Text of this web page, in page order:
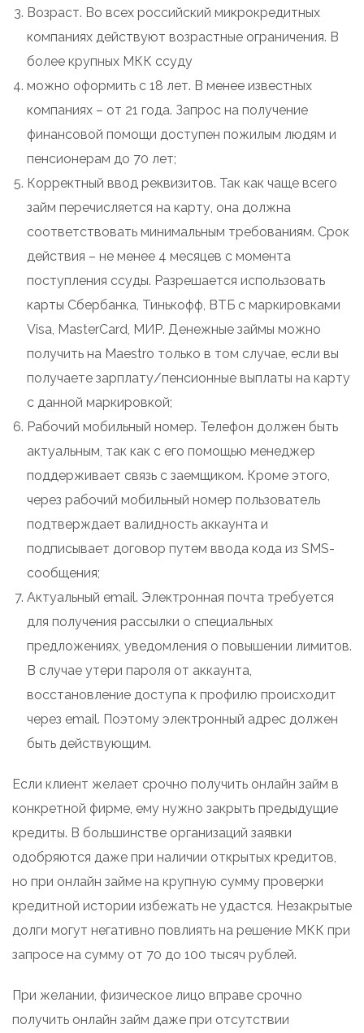
Возраст. Во всех российский микрокредитных
компаниях действуют возрастные ограничения. В
более крупных МКК ссуду
можно оформить с 18 лет. В менее известных
компаниях – от 21 года. Запрос на получение
финансовой помощи доступен пожилым людям и
пенсионерам до 70 лет;
Корректный ввод реквизитов. Так как чаще всего
займ перечисляется на карту, она должна
соответствовать минимальным требованиям. Срок
действия – не менее 4 месяцев с момента
поступления ссуды. Разрешается использовать
карты Сбербанка, Тинькофф, ВТБ с маркировками
Visa, MasterCard, МИР. Денежные займы можно
получить на Maestro только в том случае, если вы
получаете зарплату/пенсионные выплаты на карту
с данной маркировкой;
Рабочий мобильный номер. Телефон должен быть
актуальным, так как с его помощью менеджер
поддерживает связь с заемщиком. Кроме этого,
через рабочий мобильный номер пользователь
подтверждает валидность аккаунта и
подписывает договор путем ввода кода из SMS-
сообщения;
Актуальный email. Электронная почта требуется
для получения рассылки о специальных
предложениях, уведомления о повышении лимитов.
В случае утери пароля от аккаунта,
восстановление доступа к профилю происходит
через email. Поэтому электронный адрес должен
быть действующим.
Если клиент желает срочно получить онлайн займ в
конкретной фирме, ему нужно закрыть предыдущие
кредиты. В большинстве организаций заявки
одобряются даже при наличии открытых кредитов,
но при онлайн займе на крупную сумму проверки
кредитной истории избежать не удастся. Незакрытые
долги могут негативно повлиять на решение МКК при
запросе на сумму от 70 до 100 тысяч рублей.
При желании, физическое лицо вправе срочно
получить онлайн займ даже при отсутствии